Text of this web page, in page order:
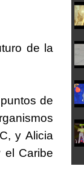
de la
de
y Alicia
el Caribe